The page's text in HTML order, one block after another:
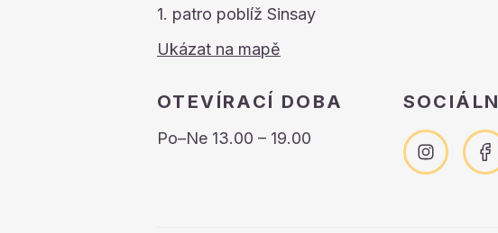
1. patro poblíž Sinsay
Ukázat na mapě
OTEVÍRACÍ DOBA
Po–Ne 13.00 – 19.00